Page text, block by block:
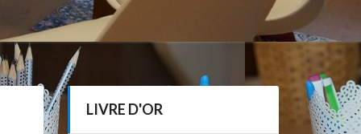
LIVRE D'OR